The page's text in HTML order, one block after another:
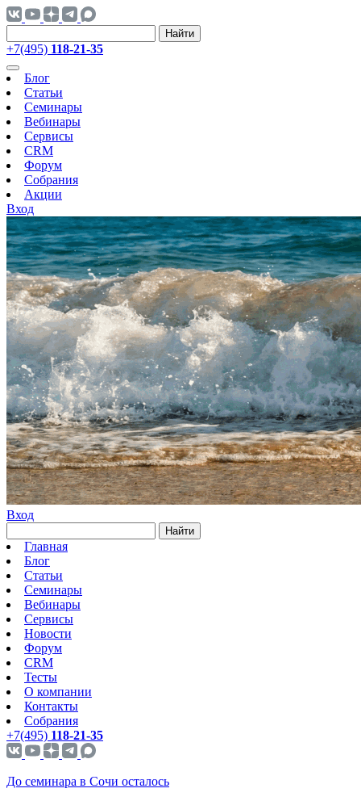
Найти
+7(495) 118-21-35
Блог
Статьи
Семинары
Вебинары
Сервисы
CRM
Форум
Собрания
Акции
Вход
Вход
Найти
Главная
Блог
Статьи
Семинары
Вебинары
Сервисы
Новости
Форум
CRM
Тесты
О компании
Контакты
Собрания
+7(495) 118-21-35
До семинара в Сочи осталось